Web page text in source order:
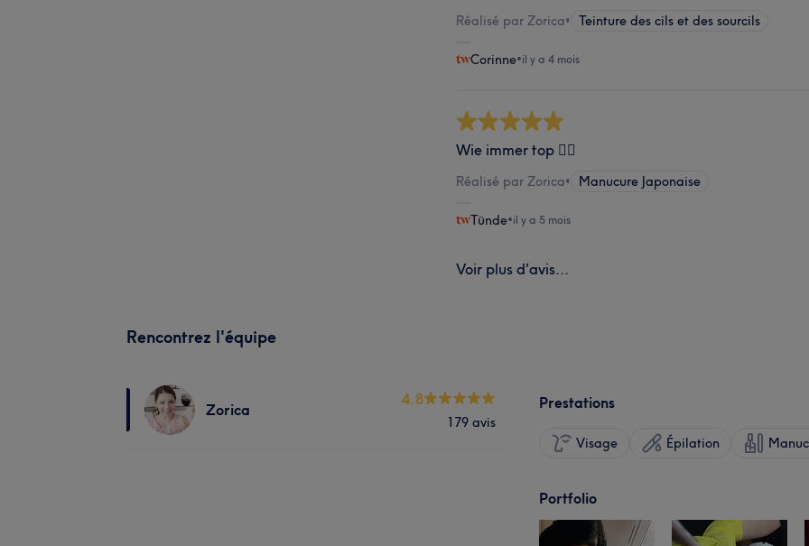
Réalisé par Zorica• Teinture des cils et des sourcils
Corinne•il y a 4 mois
Wie immer top 👍🏻
Réalisé par Zorica• Manucure Japonaise
Tünde•il y a 5 mois
Voir plus d'avis...
Rencontrez l'équipe
Zorica
4.8
179 avis
Prestations
Visage Épilation
Portfolio